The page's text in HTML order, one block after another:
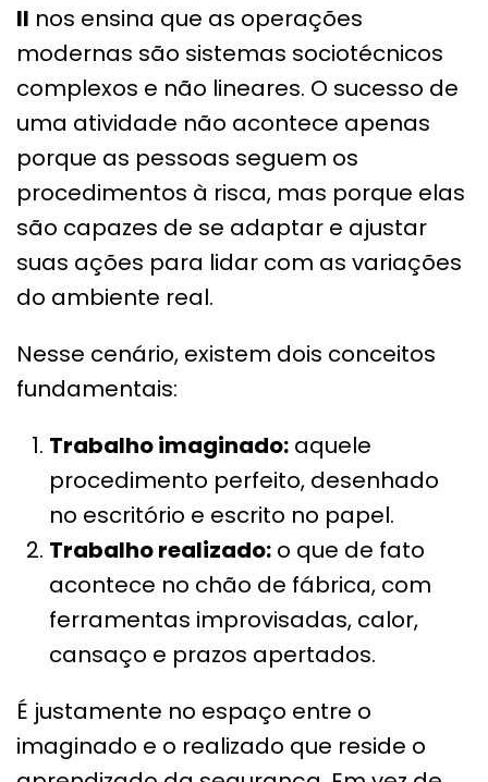
II nos ensina que as operações
modernas são sistemas sociotécnicos
complexos e não lineares. O sucesso de
uma atividade não acontece apenas
porque as pessoas seguem os
procedimentos à risca, mas porque elas
são capazes de se adaptar e ajustar
suas ações para lidar com as variações
do ambiente real.
Nesse cenário, existem dois conceitos
fundamentais:
Trabalho imaginado: aquele
procedimento perfeito, desenhado
no escritório e escrito no papel.
Trabalho realizado: o que de fato
acontece no chão de fábrica, com
ferramentas improvisadas, calor,
cansaço e prazos apertados.
É justamente no espaço entre o
imaginado e o realizado que reside o